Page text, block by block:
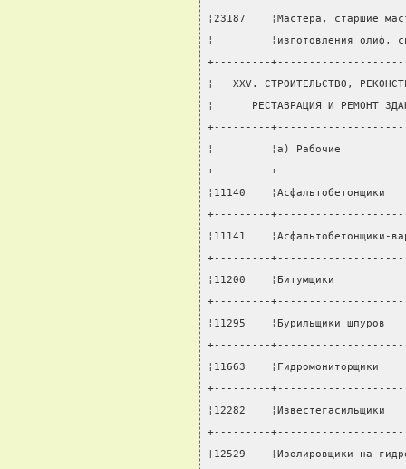
¦23187    ¦Мастера, старшие
¦         ¦изготовления олиф,
+---------
¦   XXV. СТРОИТЕЛЬСТВО,
¦      РЕСТАВРАЦИЯ И РЕМОНТ
+---------
¦         ¦а) Рабочие
+---------
¦11140
+---------
¦11141
+---------
¦11200    ¦Битумщики
+---------
¦11295    ¦Бурильщики
+---------
¦11663
+---------
¦12282
+---------
¦12529    ¦Изолировщики на